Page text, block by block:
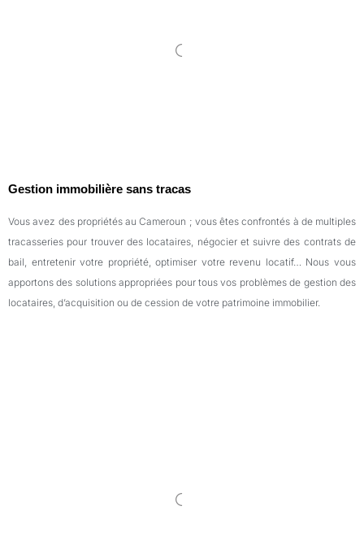
Gestion immobilière sans tracas
Vous avez des propriétés auCameroun ; vous êtes confrontés à de multiples
tracasseries pour trouver des locataires, négocier et suivre des contrats de
bail, entretenir votre propriété, optimiser votre revenu locatif… Nous vous
apportons des solutions appropriées pour tous vos problèmes de gestion des
locataires, d’acquisition ou de cession de votre patrimoine immobilier.